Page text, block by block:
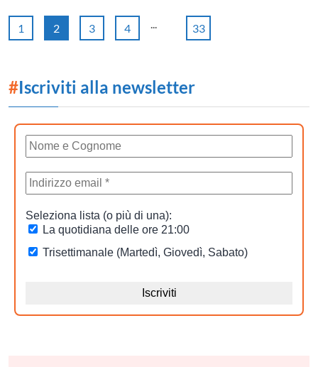
1 2 3 4 33
#Iscriviti alla newsletter